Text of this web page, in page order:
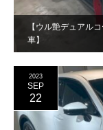
【ウル艶デュア
車】
2023
SEP
22